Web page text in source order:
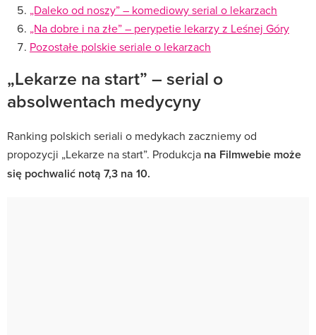
„Daleko od noszy” – komediowy serial o lekarzach
„Na dobre i na złe” – perypetie lekarzy z Leśnej Góry
Pozostałe polskie seriale o lekarzach
„Lekarze na start” – serial o
absolwentach medycyny
Ranking polskich seriali o medykach zaczniemy od
propozycji „Lekarze na start”. Produkcja na Filmwebie może
się pochwalić notą 7,3 na 10.